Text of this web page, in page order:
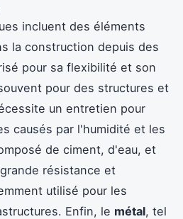
incluent des éléments
la construction depuis des
pour sa flexibilité et son
pour des structures et
un entretien pour
causés par l'humidité et les
de ciment, d'eau, et
résistance et
utilisé pour les
Enfin, le métal, tel